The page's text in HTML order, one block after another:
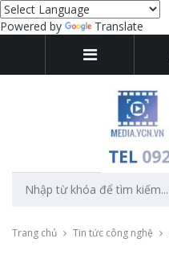
Powered by Translate
Trang chủ Tin tức công nghệ